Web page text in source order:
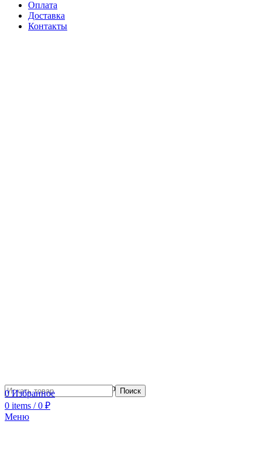
Оплата
Доставка
Контакты
Сотрудничество с дизайнерамиПоиск
0Избранное
0 items / 0 ₽
Меню